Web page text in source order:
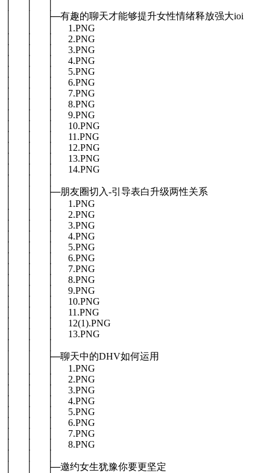
│ │ ├─有趣的聊天才能够提升女性情绪释放强大ioi
│ │ │ 1.PNG
│ │ │ 2.PNG
│ │ │ 3.PNG
│ │ │ 4.PNG
│ │ │ 5.PNG
│ │ │ 6.PNG
│ │ │ 7.PNG
│ │ │ 8.PNG
│ │ │ 9.PNG
│ │ │ 10.PNG
│ │ │ 11.PNG
│ │ │ 12.PNG
│ │ │ 13.PNG
│ │ │ 14.PNG
│ │ ├─朋友圈切入-引导表白升级两性关系
│ │ │ 1.PNG
│ │ │ 2.PNG
│ │ │ 3.PNG
│ │ │ 4.PNG
│ │ │ 5.PNG
│ │ │ 6.PNG
│ │ │ 7.PNG
│ │ │ 8.PNG
│ │ │ 9.PNG
│ │ │ 10.PNG
│ │ │ 11.PNG
│ │ │ 12(1).PNG
│ │ │ 13.PNG
│ │ ├─聊天中的DHV如何运用
│ │ │ 1.PNG
│ │ │ 2.PNG
│ │ │ 3.PNG
│ │ │ 4.PNG
│ │ │ 5.PNG
│ │ │ 6.PNG
│ │ │ 7.PNG
│ │ │ 8.PNG
│ │ ├─邀约女生犹豫你要更坚定